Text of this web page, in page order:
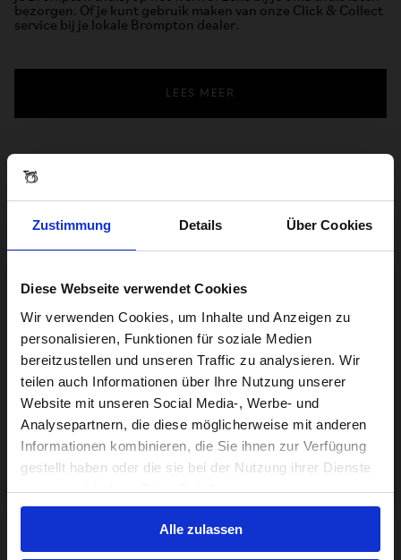
Zustimmung Details Über Cookies
Diese Webseite verwendet Cookies
Wir verwenden Cookies, um Inhalte und Anzeigen zu
personalisieren, Funktionen für soziale Medien
bereitzustellen und unseren Traffic zu analysieren. Wir
teilen auch Informationen über Ihre Nutzung unserer
Website mit unseren Social Media-, Werbe- und
Analysepartnern, die diese möglicherweise mit anderen
Informationen kombinieren, die Sie ihnen zur Verfügung
gestellt haben oder die sie bei der Nutzung ihrer Dienste
gesammelt haben. Zeige Details
Alle zulassen
bezorgen. Of je kunt gebruik maken van onze Click & Collect
service bij je lokale Brompton dealer.
LEES MEER
Wij accepteren alle gangbare betaal- en creditcards.
Nooit ver weg
Geniet van een persoonlijke ervaring met een directe lijn naar
onze klantenservice en deskundig advies van de mensen die
Visiting from the United States?
For a better experience, please visit our:
US website
No, stay here